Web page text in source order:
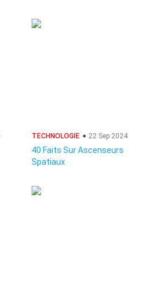
TECHNOLOGIE 22 Sep 2024
40 Faits Sur Ascenseurs
Spatiaux